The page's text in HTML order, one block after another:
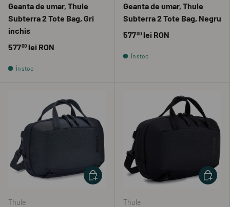
Geanta de umar, Thule
Subterra 2 Tote Bag, Gri
inchis
57700 lei RON
În stoc
Geanta de umar, Thule
Subterra 2 Tote Bag, Negru
57700 lei RON
În stoc
Thule
ADAUGĂ ÎN COȘ
Thule